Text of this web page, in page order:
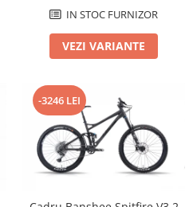
IN STOC FURNIZOR
VEZI VARIANTE
-3246 LEI